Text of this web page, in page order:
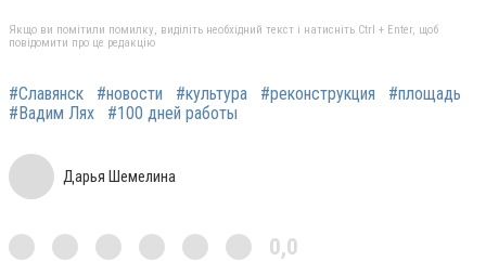
Якщо ви помітили помилку, виділіть необхідний текст і натисніть Ctrl + Enter, щоб
повідомити про це редакцію
#Славянск #новости #культура #реконструкция
#площадь
#Вадим Лях
#100 дней работы
Дарья Шемелина
0,0